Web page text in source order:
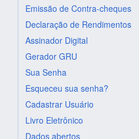
Emissão de Contra-cheques
Declaração de Rendimentos
Assinador Digital
Gerador GRU
Sua Senha
Esqueceu sua senha?
Cadastrar Usuário
Livro Eletrônico
Dados abertos